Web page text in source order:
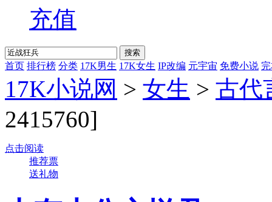
充值
首页 排行榜 分类 17K男生 17K女生 IP改编 元宇宙 免费小说
17K小说网 > 女生 > 古代
2415760]
点击阅读
推荐票
送礼物